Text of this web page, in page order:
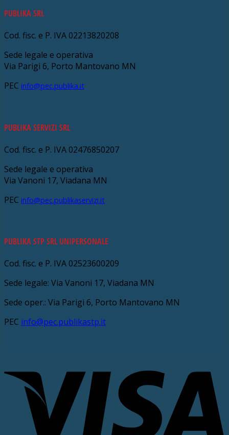
PUBLIKA SRL
Cod. fisc. e P. IVA 02213820208
Sede legale e operativa
Via Parigi 6, Porto Mantovano MN
PEC info@pec.publika.it
PUBLIKA SERVIZI SRL
Cod. fisc. e P. IVA 02476850207
Sede legale e operativa
Via Vanoni 17, Viadana MN
PEC info@pec.publikaservizi.it
PUBLIKA STP SRL UNIPERSONALE
Cod. fisc. e P. IVA 02523600209
Sede legale: Via Vanoni 17, Viadana MN
Sede oper.: Via Parigi 6, Porto Mantovano MN
PEC info@pec.publikastp.it